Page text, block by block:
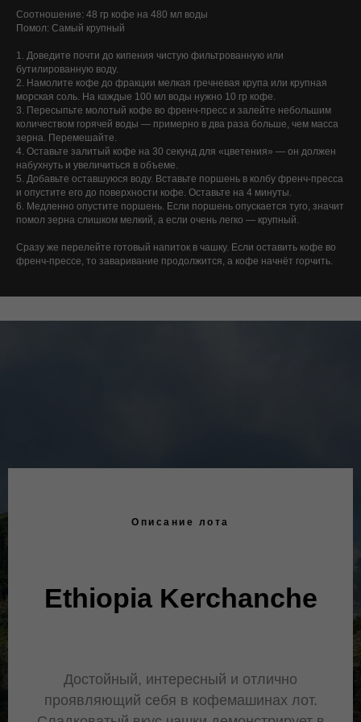
Соотношение: 48 гр кофе на 480 мл воды
Помол: Самый крупный
1. Доведите почти до кипения чистую фильтрованную или
бутилированную воду.
2. Намолите кофе до фракции мелкая гречневая крупа или крупная
морская соль. На каждые 100 мл воды нужно 10 гр кофе.
3. Пересыпьте молотый кофе во френч-пресс и залейте небольшим
количеством горячей воды — примерно в два раза больше, чем масса
зерна. Перемешайте.
4. Оставьте залитый кофе на 30 секунд для «цветения» — он должен
набухнуть и увеличиться в объеме.
5. Добавьте оставшуюся воду. Вставьте поршень в колбу френч-пресса
и опустите его до поверхности кофе. Оставьте на 4 минуты.
6. Медленно опустите поршень. Если поршень опускается туго, значит
помол зерна слишком мелкий, а если очень легко — крупный.
Сразу же перелейте готовый напиток в чашку. Если оставить кофе во
френч-прессе, то заваривание продолжится, а кофе начнёт горчить.
Описание лота
Ethiopia Kerchanche
Достойный, интересный и отлично
проявляющий себя в кофемашинах лот.